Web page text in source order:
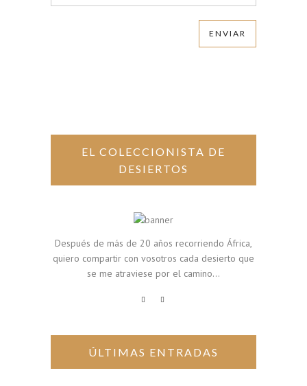
EL COLECCIONISTA DE
DESIERTOS
Después de más de 20 años recorriendo África,
quiero compartir con vosotros cada desierto que
se me atraviese por el camino...
ÚLTIMAS ENTRADAS